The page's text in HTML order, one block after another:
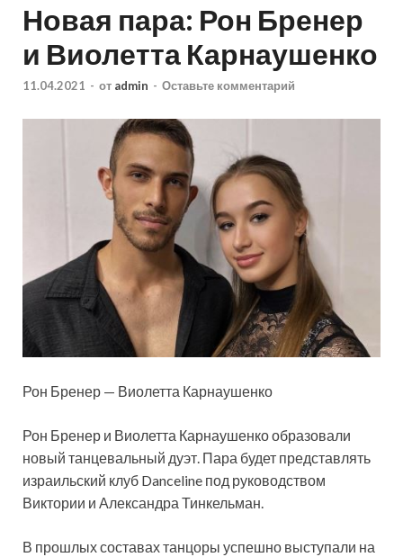
Новая пара: Рон Бренер
и Виолетта Карнаушенко
11.04.2021 - от admin - Оставьте комментарий
Рон Бренер — Виолетта Карнаушенко
Рон Бренер и Виолетта Карнаушенко образовали
новый танцевальный дуэт. Пара будет представлять
израильский клуб Danceline под руководством
Виктории и Александра Тинкельман.
В прошлых составах танцоры успешно выступали на